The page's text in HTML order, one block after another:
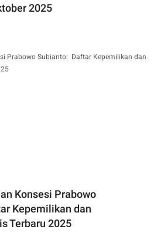
2025
Konsesi Prabowo
Kepemilikan dan
Terbaru 2025